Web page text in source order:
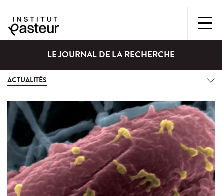
LE JOURNAL DE LA RECHERCHE
ACTUALITÉS